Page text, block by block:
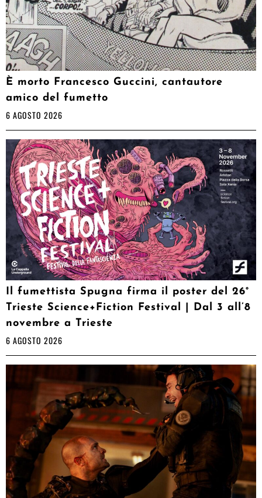
È morto Francesco Guccini, cantautore
amico del fumetto
6 AGOSTO 2026
Il fumettista Spugna firma il poster del 26°
Trieste Science+Fiction Festival | Dal 3 all’8
novembre a Trieste
6 AGOSTO 2026